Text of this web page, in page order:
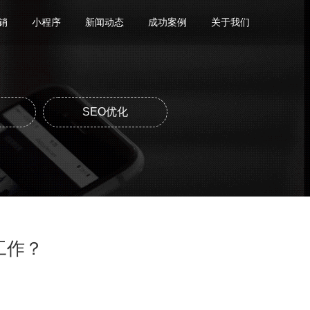
小程序 新闻动态 成功案例 关于我们
SEO优化
？